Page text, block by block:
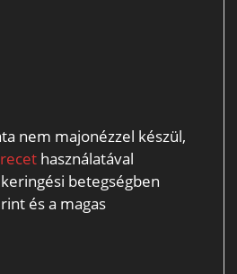
nem majonézzel készül,
használatával
betegségben
és a magas